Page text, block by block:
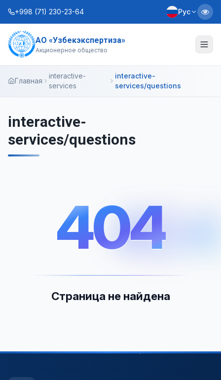
+998 (71) 230-23-64 Рус
АО «Узбекэкспертиза»
Акционерное общество
О нас
Информационная служба
Контакты
Главная
interactive-
services
interactive-
services/questions
interactive-
services/questions
404
404
Страница не найдена